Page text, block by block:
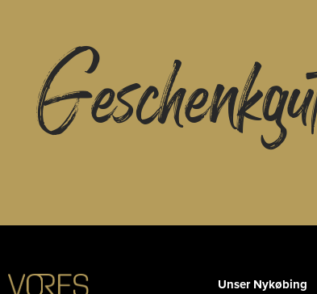
Unser Nykøbing